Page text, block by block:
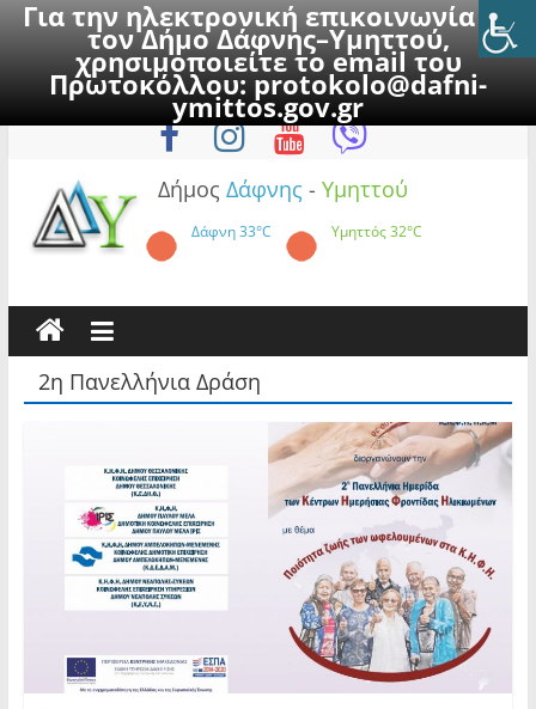
Για την ηλεκτρονική επικοινωνία με
τον Δήμο Δάφνης–Υμηττού,
χρησιμοποιείτε το email του
Πρωτοκόλλου:protokolo@dafni-
ymittos.gov.gr
to
Παρασκευή, 7 Αυγούστου 2026
Δήμος Δάφνης - Υμηττού
Δάφνη33°C Υμηττός32°C
2η Πανελλήνια Δράση